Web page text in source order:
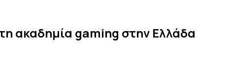
ακαδημία gaming στην Ελλάδα